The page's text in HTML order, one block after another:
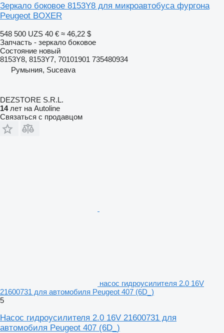
Зеркало боковое 8153Y8 для микроавтобуса фургона
Peugeot BOXER
548 500 UZS 40 € ≈ 46,22 $
Запчасть - зеркало боковое
Состояние новый
8153Y8, 8153Y7, 70101901 735480934
Румыния, Suceava
DEZSTORE S.R.L.
14лет на Autoline
Связаться с продавцом
насос гидроусилителя 2.0 16V
21600731 для автомобиля Peugeot 407 (6D_)
5
Насос гидроусилителя 2.0 16V 21600731 для
автомобиля Peugeot 407 (6D_)